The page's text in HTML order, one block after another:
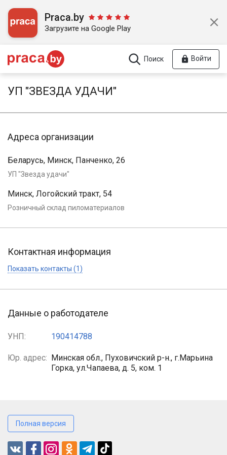
Praca.by
Загрузите на Google Play
Поиск Войти
УП "ЗВЕЗДА УДАЧИ"
Адреса организации
Беларусь, Минск, Панченко, 26
УП "Звезда удачи"
Минск, Логойский тракт, 54
Розничный склад пиломатериалов
Контактная информация
Показать контакты (1)
Данные о работодателе
УНП: 190414788
Юр. адрес:
Минская обл., Пуховичский р-н., г.Марьина
Горка, ул.Чапаева, д. 5, ком. 1
Полная версия